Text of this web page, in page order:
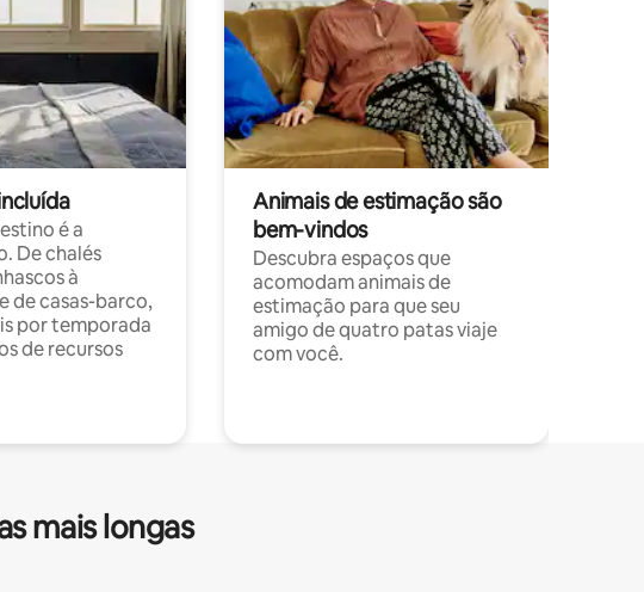
é a
De chalés
à
de casas-barco,
por temporada
de recursos
Animais de estimação são
bem-vindos
Descubra espaços que
acomodam animais de
estimação para que seu
amigo de quatro patas viaje
com você.
mais longas